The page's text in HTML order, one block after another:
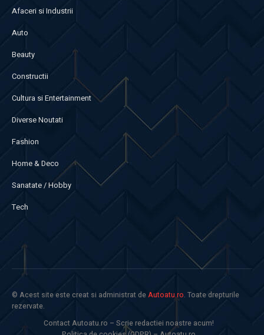
Afaceri si Industrii
Auto
Beauty
Constructii
Cultura si Entertainment
Diverse Noutati
Fashion
Home & Deco
Sanatate / Hobby
Tech
© Acest site este creat si administrat deAutoatu.ro. Toate drepturile
rezervate.
Contact Autoatu.ro – Scrie redactiei noastre acum!